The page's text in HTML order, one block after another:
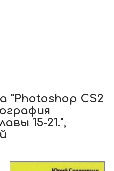
"Photoshop CS2
15-21.",